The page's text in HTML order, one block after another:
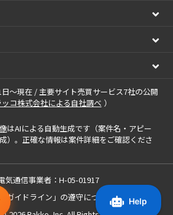
～現在 / 主要サイト売買サービス7社の公開
ッコ株式会社による自社調べ ）
はAIによる自動生成です（案件名・アピー
）。正確な情報は案件詳細をご確認くださ
気通信事業者：H-05-01917
ガイドライン」の遵守について